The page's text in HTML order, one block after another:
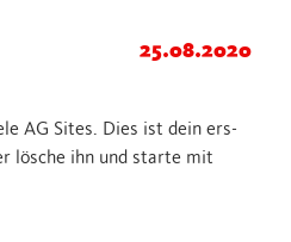
25.08.2020
AG Sites. Dies ist dein ers­
lö­sche ihn und star­te mit